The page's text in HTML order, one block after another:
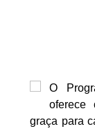
O
oferece
graça para